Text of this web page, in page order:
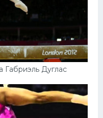
Габриэль Дуглас